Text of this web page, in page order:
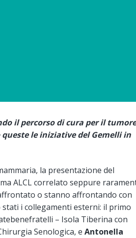
il percorso di cura per il tumore
le iniziative del Gemelli in
la presentazione del
ALCL correlato seppure
o stanno affrontando con
i collegamenti esterni: il primo
– Isola Tiberina con
Senologica, e Antonella